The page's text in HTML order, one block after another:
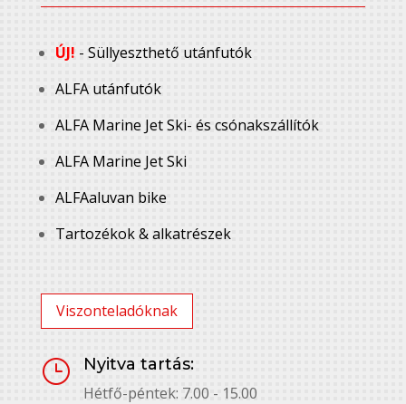
ÚJ! - Süllyeszthető utánfutók
ALFA utánfutók
ALFA Marine Jet Ski- és csónakszállítók
ALFA Marine Jet Ski
ALFAaluvan bike
Tartozékok & alkatrészek
Viszonteladóknak
}
Nyitva tartás:
Hétfő-péntek: 7.00 - 15.00